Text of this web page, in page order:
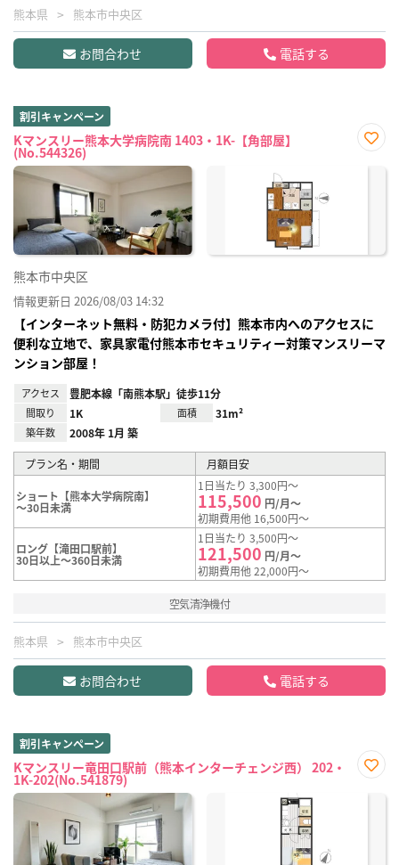
熊本県 熊本市中央区
お問合わせ 電話する
割引キャンペーン
Kマンスリー熊本大学病院南 1403・1K-【角部屋】
(No.544326)
に入
熊本市中央区
情報更新日 2026/08/03 14:32
【インターネット無料・防犯カメラ付】熊本市内へのアクセスに
便利な立地で、家具家電付熊本市セキュリティー対策マンスリーマ
ンション部屋！
アクセス 豊肥本線「南熊本駅」徒歩11分
間取り 1K 面積 31m²
築年数 2008年 1月 築
プラン名・期間 月額目安
ショート【熊本大学病院南】
～30日未満
1日当たり 3,300円～
115,500 円/月～
初期費用他 16,500円～
ロング【滝田口駅前】
30日以上～360日未満
1日当たり 3,500円～
121,500 円/月～
初期費用他 22,000円～
空気清浄機付
熊本県 熊本市中央区
お問合わせ 電話する
割引キャンペーン
Kマンスリー竜田口駅前（熊本インターチェンジ西） 202・
1K-202(No.541879)
に入